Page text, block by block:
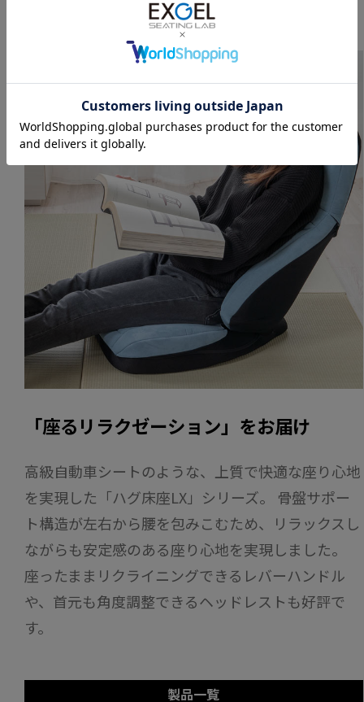
「座るリラクゼーション」をお届け
高級自動車シートのような、上質で快適な座り心地
を実現した「ハグ床座LX」シリーズ。 骨盤サポー
ト構造が左右から腰を包みこむため、リラックスし
ながらも安定感のある座り心地を実現しました。
座ったままリクライニングできるレバーハンドル
や、首元も角度調整できるヘッドレストも好評で
す。
製品一覧